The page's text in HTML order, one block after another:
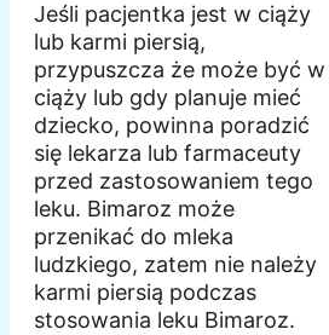
Jeśli pacjentka jest w ciąży
lub karmi piersią,
przypuszcza że może być w
ciąży lub gdy planuje mieć
dziecko, powinna poradzić
się lekarza lub farmaceuty
przed zastosowaniem tego
leku. Bimaroz może
przenikać do mleka
ludzkiego, zatem nie należy
karmi piersią podczas
stosowania leku Bimaroz.